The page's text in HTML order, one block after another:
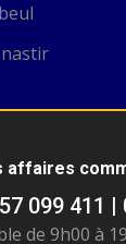
affaires
099 411 |
de 9h00 à